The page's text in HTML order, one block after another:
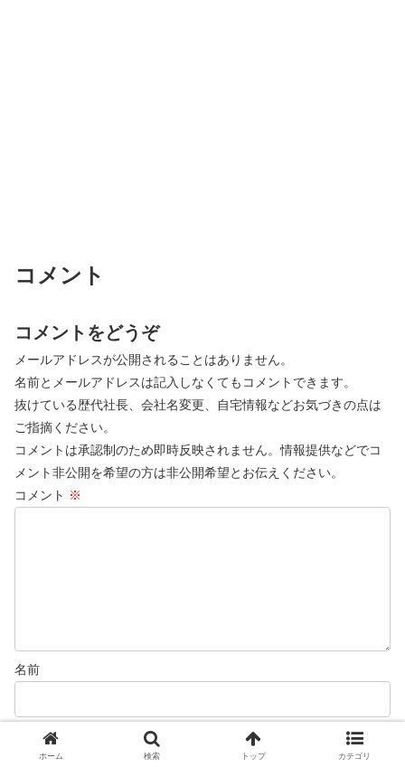
コメント
コメントをどうぞ
メールアドレスが公開されることはありません。
名前とメールアドレスは記入しなくてもコメントできます。
抜けている歴代社長、会社名変更、自宅情報などお気づきの点は
ご指摘ください。
コメントは承認制のため即時反映されません。情報提供などでコ
メント非公開を希望の方は非公開希望とお伝えください。
コメント ※
名前
メール
ホーム 検索 トップ カテゴリ